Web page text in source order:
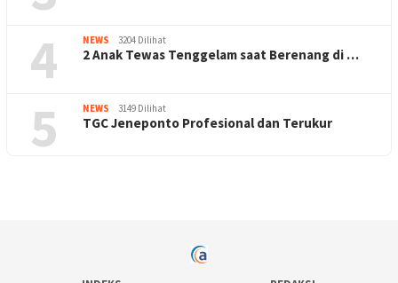
4 NEWS 3204 Dilihat
2 Anak Tewas Tenggelam saat Berenang di …
5 NEWS 3149 Dilihat
TGC Jeneponto Profesional dan Terukur